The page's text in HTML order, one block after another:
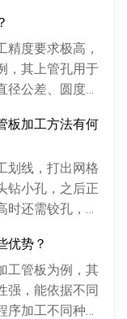
检...
精度要求极高，
，其上管孔用于
径公差、圆度、
。板...
板加工方法有何
划线，打出网格
钻小孔，之后正
时还需铰孔，最
率低...
优势？
工管板为例，其
强，能依据不同
序加工不同种